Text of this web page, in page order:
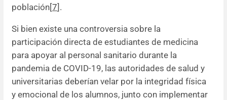
población[7].
Si bien existe una controversia sobre la
participación directa de estudiantes de medicina
para apoyar al personal sanitario durante la
pandemia de COVID-19, las autoridades de salud y
universitarias deberían velar por la integridad física
y emocional de los alumnos, junto con implementar